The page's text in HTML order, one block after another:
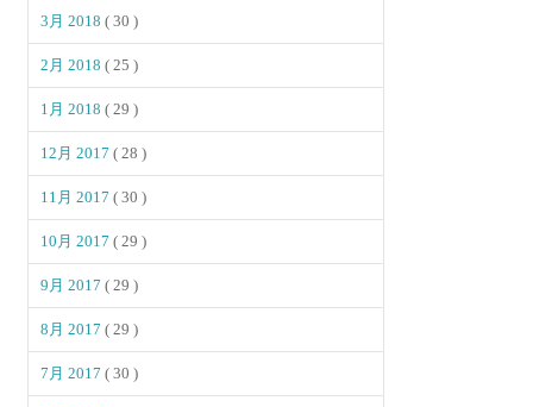
3月 2018( 30 )
2月 2018( 25 )
1月 2018( 29 )
12月 2017( 28 )
11月 2017( 30 )
10月 2017( 29 )
9月 2017( 29 )
8月 2017( 29 )
7月 2017( 30 )